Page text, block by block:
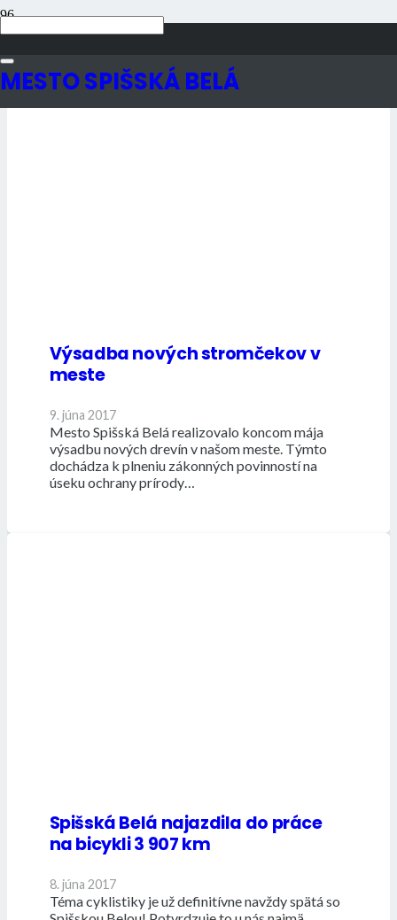
MESTO SPIŠSKÁ BELÁ
Aktuality
Výsadba nových stromčekov v
meste
9. júna 2017
Mesto Spišská Belá realizovalo koncom mája
výsadbu nových drevín v našom meste. Týmto
dochádza k plneniu zákonných povinností na
úseku ochrany prírody…
Spišská Belá najazdila do práce
na bicykli 3 907 km
8. júna 2017
Téma cyklistiky je už definitívne navždy spätá so